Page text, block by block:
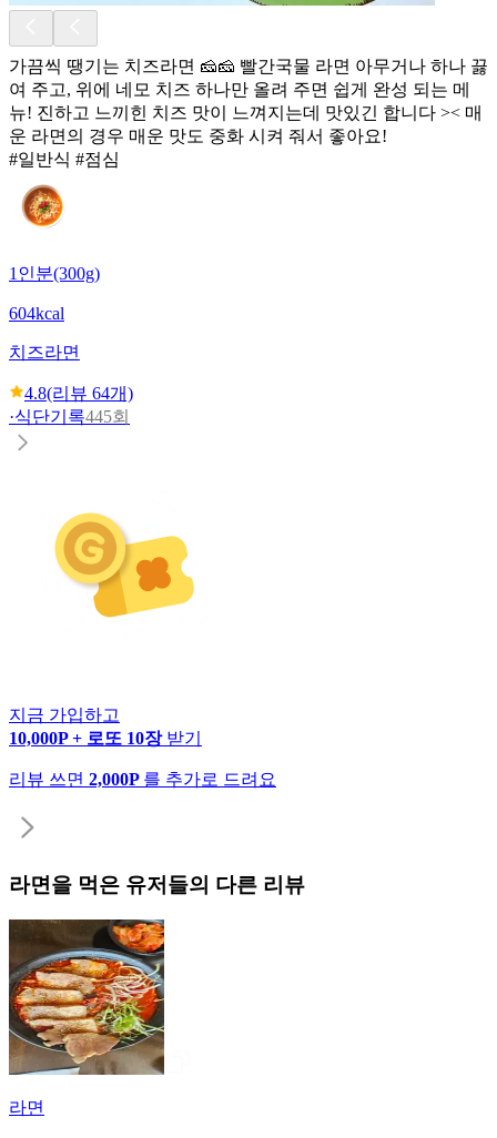
가끔씩 땡기는 치즈라면 🧀🧀 빨간국물 라면 아무거나 하나 끓
여 주고, 위에 네모 치즈 하나만 올려 주면 쉽게 완성 되는 메
뉴! 진하고 느끼힌 치즈 맛이 느껴지는데 맛있긴 합니다 >< 매
운 라면의 경우 매운 맛도 중화 시켜 줘서 좋아요!
#일반식 #점심
1인분(300g)
604kcal
치즈라면
4.8(리뷰 64개)
·식단기록445회
지금 가입하고
10,000P + 로또 10장 받기
리뷰 쓰면 2,000P 를 추가로 드려요
라면 을 먹은 유저들의 다른 리뷰
라면